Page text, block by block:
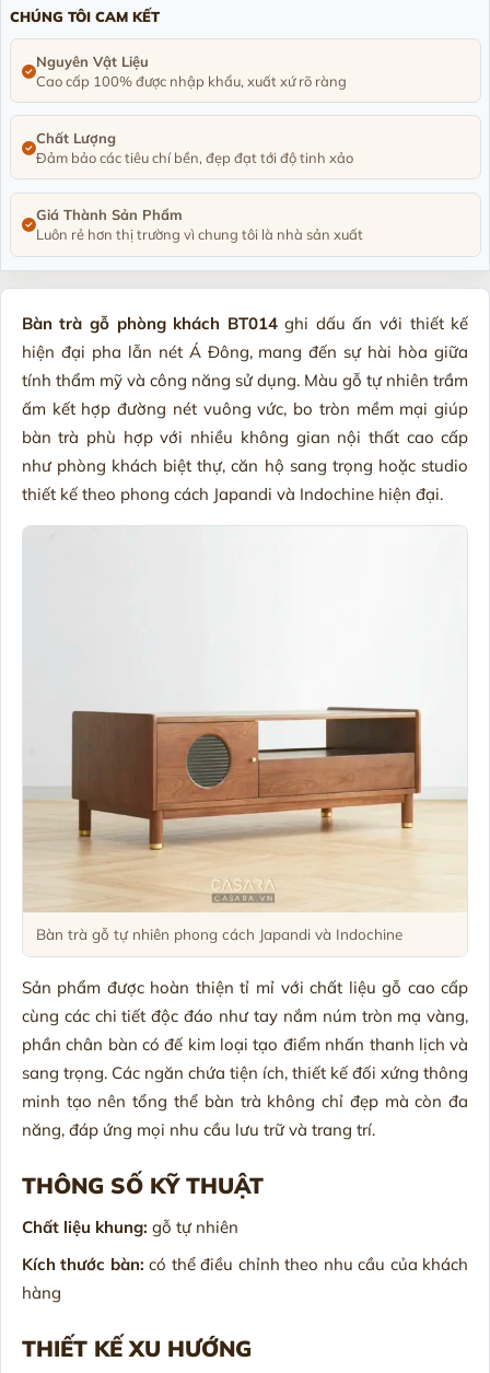
Trần Trung Thành -
Anh Hoài nam -
Phạm Thị Hồng Nga -092334****- Đường n1, Thung Lũng Xanh,
CHÚNG TÔI CAM KẾT
Nguyên Vật Liệu
Cao cấp 100% được nhập khẩu, xuất xứ rõ ràng
Chất Lượng
Đảm bảo các tiêu chí bền, đẹp đạt tới độ tinh xảo
Giá Thành Sản Phẩm
Luôn rẻ hơn thị trường vì chung tôi là nhà sản xuất
Bàn trà gỗ phòng khách BT014ghi dấu ấn với thiết kế
hiện đại pha lẫn nét Á Đông, mang đến sự hài hòa giữa
tính thẩm mỹ và công năng sử dụng. Màu gỗ tự nhiên trầm
ấm kết hợp đường nét vuông vức, bo tròn mềm mại giúp
bàn trà phù hợp với nhiều không gian nội thất cao cấp
như phòng khách biệt thự, căn hộ sang trọng hoặc studio
thiết kế theo phong cách Japandi và Indochine hiện đại.
Bàn trà gỗ tự nhiên phong cách Japandi và Indochine
Sản phẩm được hoàn thiện tỉ mỉ với chất liệu gỗ cao cấp
cùng các chi tiết độc đáo như tay nắm núm tròn mạ vàng,
phần chân bàn có đế kim loại tạo điểm nhấn thanh lịch và
sang trọng. Các ngăn chứa tiện ích, thiết kế đối xứng thông
minh tạo nên tổng thể bàn trà không chỉ đẹp mà còn đa
năng, đáp ứng mọi nhu cầu lưu trữ và trang trí.
THÔNG SỐ KỸ THUẬT
Chất liệu khung: gỗ tự nhiên
Kích thước bàn: có thể điều chỉnh theo nhu cầu của khách
hàng
THIẾT KẾ XU HƯỚNG